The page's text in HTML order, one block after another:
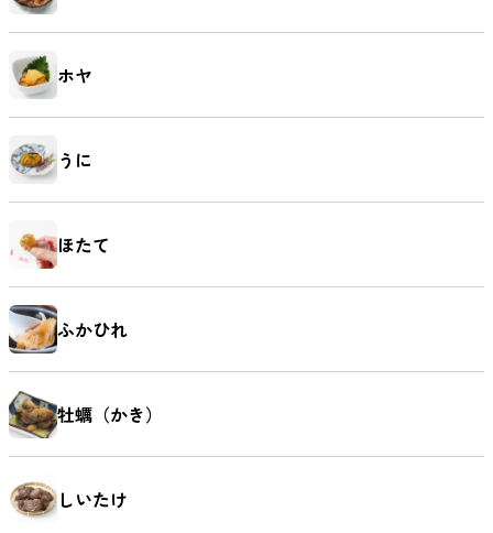
ホヤ
うに
ほたて
ふかひれ
牡蠣（かき）
しいたけ